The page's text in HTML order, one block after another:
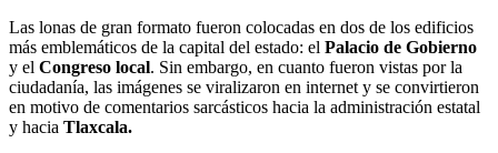
Las lonas de gran formato fueron colocadas en dos de los edificios
más emblemáticos de la capital del estado: el Palacio de Gobierno
y el Congreso local. Sin embargo, en cuanto fueron vistas por la
ciudadanía, las imágenes se viralizaron en internet y se convirtieron
en motivo de comentarios sarcásticos hacia la administración estatal
y hacia Tlaxcala.